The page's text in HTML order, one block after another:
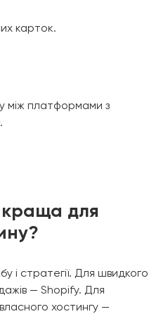
карток.
між платформами з
для
і стратегії. Для швидкого
— Shopify. Для
хостингу —